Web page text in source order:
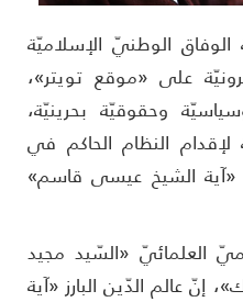
الوطنيّ الإسلاميّة
على «موقع تويتر»،
وحقوقيّة بحرينيّة،
النظام الحاكم في
الشيخ عيسى قاسم»
«السّيد مجيد
الدّين البارز «آية